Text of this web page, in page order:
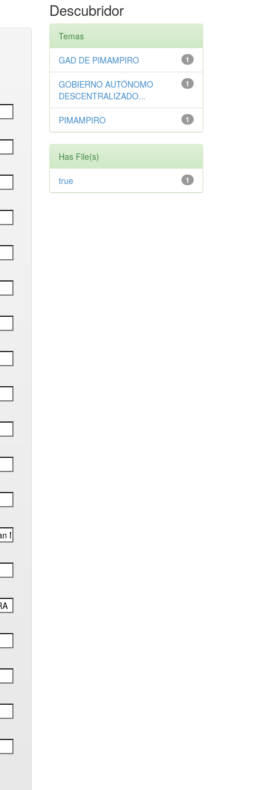
Descubridor
Temas
1
GAD DE PIMAMPIRO
1
GOBIERNO AUTÓNOMO
DESCENTRALIZADO...
1
PIMAMPIRO
Has File(s)
1
true